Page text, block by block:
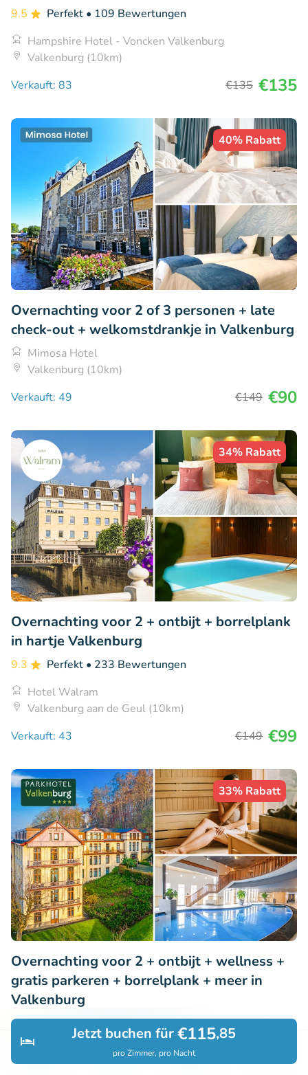
Suchen Buchungen
Jetzt buchen für€115,85
pro Zimmer, pro Nacht
9.5 Perfekt • 109 Bewertungen
Hampshire Hotel - Voncken Valkenburg
Valkenburg (10km)
Verkauft: 83
€135 €135
40% Rabatt
Overnachting voor 2 of 3 personen + late
check-out + welkomstdrankje in Valkenburg
Mimosa Hotel
Valkenburg (10km)
Verkauft: 49
€149 €90
34% Rabatt
Overnachting voor 2 + ontbijt + borrelplank
in hartje Valkenburg
9.3 Perfekt • 233 Bewertungen
Hotel Walram
Valkenburg aan de Geul (10km)
Verkauft: 43
€149 €99
33% Rabatt
Overnachting voor 2 + ontbijt + wellness +
gratis parkeren + borrelplank + meer in
Valkenburg
9.1 Perfekt• 306 Bewertungen
Parkhotel Valkenburg
Valkenburg (10km)